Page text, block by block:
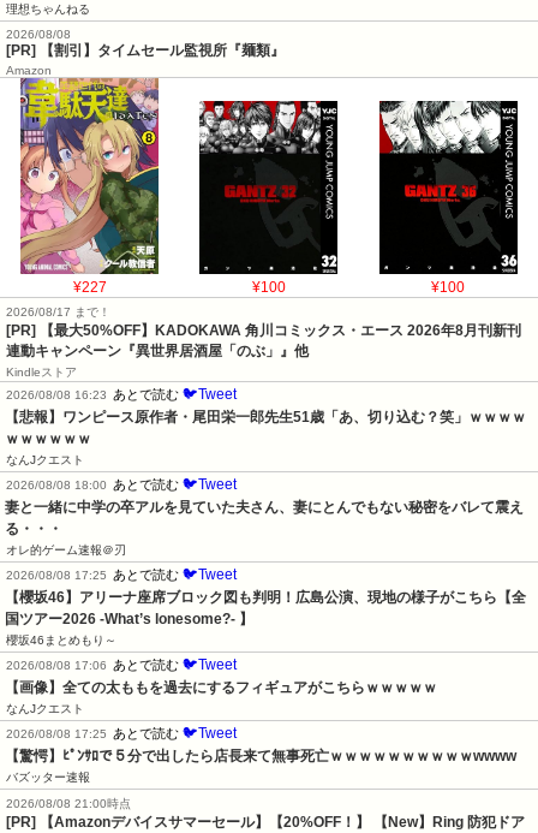
理想ちゃんねる
2026/08/08
[PR] 【割引】タイムセール監視所『麺類』
Amazon
¥227 ¥100 ¥100
2026/08/17 まで！
[PR] 【最大50%OFF】KADOKAWA 角川コミックス・エース 2026年8月刊新刊
連動キャンペーン『異世界居酒屋「のぶ」』他
Kindleストア
2026/08/08 16:23
あとで読む 🐦Tweet
【悲報】ワンピース原作者・尾田栄一郎先生51歳「あ、切り込む？笑」ｗｗｗｗ
ｗｗｗｗｗｗ
なんJクエスト
2026/08/08 18:00
あとで読む 🐦Tweet
妻と一緒に中学の卒アルを見ていた夫さん、妻にとんでもない秘密をバレて震え
る・・・
オレ的ゲーム速報＠刃
2026/08/08 17:25
あとで読む 🐦Tweet
【櫻坂46】アリーナ座席ブロック図も判明！広島公演、現地の様子がこちら【全
国ツアー2026 -What’s lonesome?- 】
櫻坂46まとめもり～
2026/08/08 17:06
あとで読む 🐦Tweet
【画像】全ての太ももを過去にするフィギュアがこちらｗｗｗｗｗ
なんJクエスト
2026/08/08 17:25
あとで読む 🐦Tweet
【驚愕】ﾋﾟﾝｻﾛで５分で出したら店長来て無事死亡ｗｗｗｗｗｗｗｗｗｗwwww
バズッター速報
2026/08/08 21:00時点
[PR] 【Amazonデバイスサマーセール】【20%OFF！】 【New】Ring 防犯ドア